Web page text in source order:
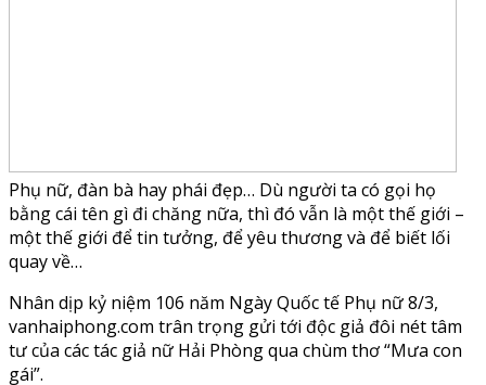
Phụ nữ, đàn bà hay phái đẹp… Dù người ta có gọi họ
bằng cái tên gì đi chăng nữa, thì đó vẫn là một thế giới –
một thế giới để tin tưởng, để yêu thương và để biết lối
quay về…
Nhân dịp kỷ niệm 106 năm Ngày Quốc tế Phụ nữ 8/3,
vanhaiphong.com trân trọng gửi tới độc giả đôi nét tâm
tư của các tác giả nữ Hải Phòng qua chùm thơ “Mưa con
gái”.